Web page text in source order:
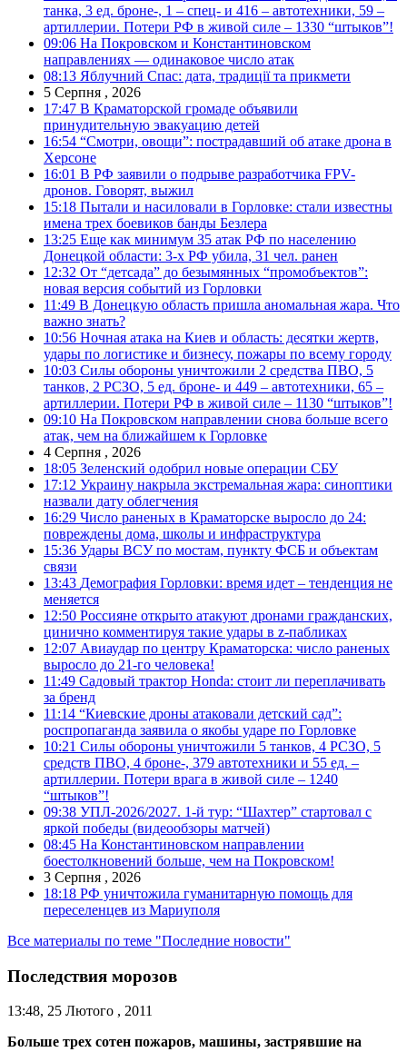
танка, 3 ед. броне-, 1 – спец- и 416 – автотехники, 59 –
артиллерии. Потери РФ в живой силе – 1330 “штыков”!
09:06 На Покровском и Константиновском
направлениях — одинаковое число атак
08:13 Яблучний Спас: дата, традиції та прикмети
5 Серпня , 2026
17:47 В Краматорской громаде объявили
принудительную эвакуацию детей
16:54 “Смотри, овощи”: пострадавший об атаке дрона в
Херсоне
16:01 В РФ заявили о подрыве разработчика FPV-
дронов. Говорят, выжил
15:18 Пытали и насиловали в Горловке: стали известны
имена трех боевиков банды Безлера
13:25 Еще как минимум 35 атак РФ по населению
Донецкой области: 3-х РФ убила, 31 чел. ранен
12:32 От “детсада” до безымянных “промобъектов”:
новая версия событий из Горловки
11:49 В Донецкую область пришла аномальная жара. Что
важно знать?
10:56 Ночная атака на Киев и область: десятки жертв,
удары по логистике и бизнесу, пожары по всему городу
10:03 Силы обороны уничтожили 2 средства ПВО, 5
танков, 2 РСЗО, 5 ед. броне- и 449 – автотехники, 65 –
артиллерии. Потери РФ в живой силе – 1130 “штыков”!
09:10 На Покровском направлении снова больше всего
атак, чем на ближайшем к Горловке
4 Серпня , 2026
18:05 Зеленский одобрил новые операции СБУ
17:12 Украину накрыла экстремальная жара: синоптики
назвали дату облегчения
16:29 Число раненых в Краматорске выросло до 24:
повреждены дома, школы и инфраструктура
15:36 Удары ВСУ по мостам, пункту ФСБ и объектам
связи
13:43 Демография Горловки: время идет – тенденция не
меняется
12:50 Россияне открыто атакуют дронами гражданских,
цинично комментируя такие удары в z-пабликах
12:07 Авиаудар по центру Краматорска: число раненых
выросло до 21-го человека!
11:49 Садовый трактор Honda: стоит ли переплачивать
за бренд
11:14 “Киевские дроны атаковали детский сад”:
роспропаганда заявила о якобы ударе по Горловке
10:21 Силы обороны уничтожили 5 танков, 4 РСЗО, 5
средств ПВО, 4 броне-, 379 автотехники и 55 ед. –
артиллерии. Потери врага в живой силе – 1240
“штыков”!
09:38 УПЛ-2026/2027. 1-й тур: “Шахтер” стартовал с
яркой победы (видеообзоры матчей)
08:45 На Константиновском направлении
боестолкновений больше, чем на Покровском!
3 Серпня , 2026
18:18 РФ уничтожила гуманитарную помощь для
переселенцев из Мариуполя
Все материалы по теме "Последние новости"
Последствия морозов
13:48, 25 Лютого , 2011
Больше трех сотен пожаров, машины, застрявшие на